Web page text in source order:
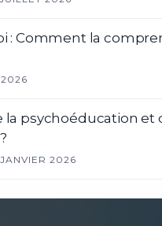
: Comment la
la psychoéducation et
2026